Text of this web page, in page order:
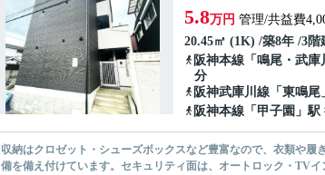
5.8万円 管理/共益費
20.45㎡ (1K) /築8年 /3階
阪神本線 「 鳴尾・武庫
分
阪神武庫川線 「 東鳴尾
阪神本線 「 甲子園 」
収納はクロゼット・シューズボックスなど豊富なので、衣類や
備を備え付けています。セキュリティ面は、オートロック・TV